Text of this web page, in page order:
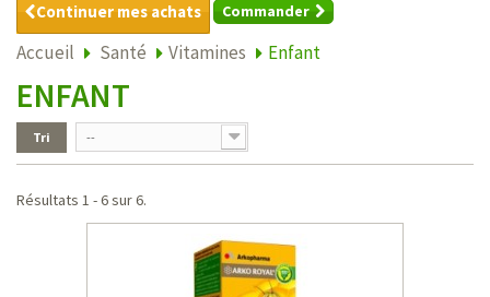
Continuer mes achats Commander
Accueil Santé Vitamines Enfant
ENFANT
Tri --
Résultats 1 - 6 sur 6.